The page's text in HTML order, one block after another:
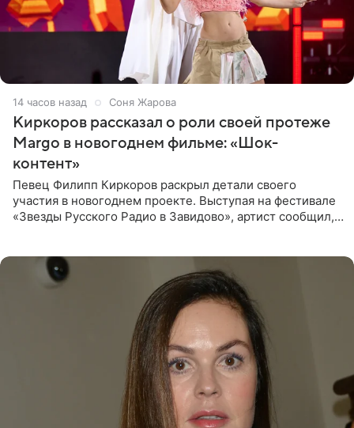
14 часов назад Соня Жарова
Киркоров рассказал о роли своей протеже
Margo в новогоднем фильме: «Шок-
контент»
Певец Филипп Киркоров раскрыл детали своего
участия в новогоднем проекте. Выступая на фестивале
«Звезды Русского Радио в Завидово», артист сообщил,